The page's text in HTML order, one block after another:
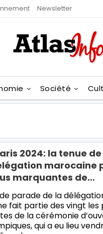
Newsletter
Société
2024: la tenue
marocaine
marquantes de…
parade de la
fait partie des vingt les
de la cérémonie
qui a eu lieu